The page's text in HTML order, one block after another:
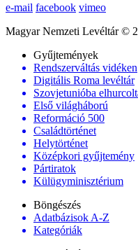
e-mail facebook vimeo
Magyar Nemzeti Levéltár ©
Gyűjtemények
Rendszerváltás vidéken
Digitális Roma levéltár
Szovjetunióba
Első világháború
Reformáció 500
Családtörténet
Helytörténet
Középkori gyűjtemény
Pártiratok
Külügyminisztérium
Böngészés
Adatbázisok A-Z
Kategóriák